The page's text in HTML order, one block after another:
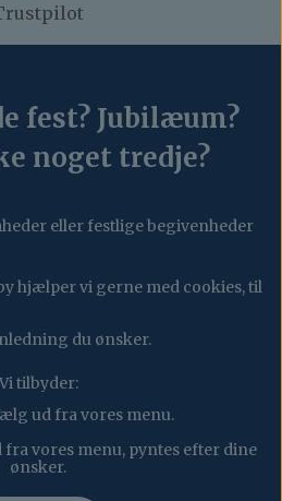
fest? Jubilæum?
noget tredje?
eller festlige begivenheder
hjælper vi gerne med cookies, til
du ønsker.
Vi tilbyder:
ud fra vores menu.
vores menu, pyntes efter dine
ønsker.